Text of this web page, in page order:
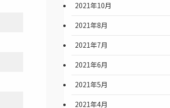
2021年10月
2021年8月
2021年7月
2021年6月
2021年5月
2021年4月